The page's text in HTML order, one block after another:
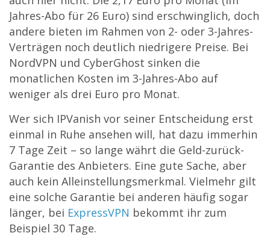
Jahres-Abo für 26 Euro) sind erschwinglich, doch
andere bieten im Rahmen von 2- oder 3-Jahres-
Verträgen noch deutlich niedrigere Preise. Bei
NordVPN und CyberGhost sinken die
monatlichen Kosten im 3-Jahres-Abo auf
weniger als drei Euro pro Monat.
Wer sich IPVanish vor seiner Entscheidung erst
einmal in Ruhe ansehen will, hat dazu immerhin
7 Tage Zeit – so lange währt die Geld-zurück-
Garantie des Anbieters. Eine gute Sache, aber
auch kein Alleinstellungsmerkmal. Vielmehr gilt
eine solche Garantie bei anderen häufig sogar
länger, bei ExpressVPN bekommt ihr zum
Beispiel 30 Tage.